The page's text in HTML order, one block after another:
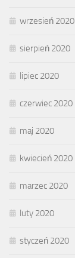
wrzesień 2020
sierpień 2020
lipiec 2020
czerwiec 2020
maj 2020
kwiecień 2020
marzec 2020
luty 2020
styczeń 2020